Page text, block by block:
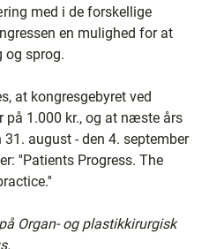
med i de forskellige
en mulighed for at
sprog.
at kongresgebyret ved
på 1.000 kr., og at næste års
august - den 4. september
''Patients Progress. The
Organ- og plastikkirurgisk